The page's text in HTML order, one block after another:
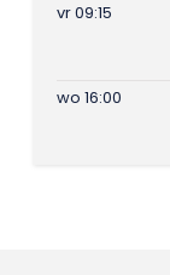
vr 09:15
wo 16:00